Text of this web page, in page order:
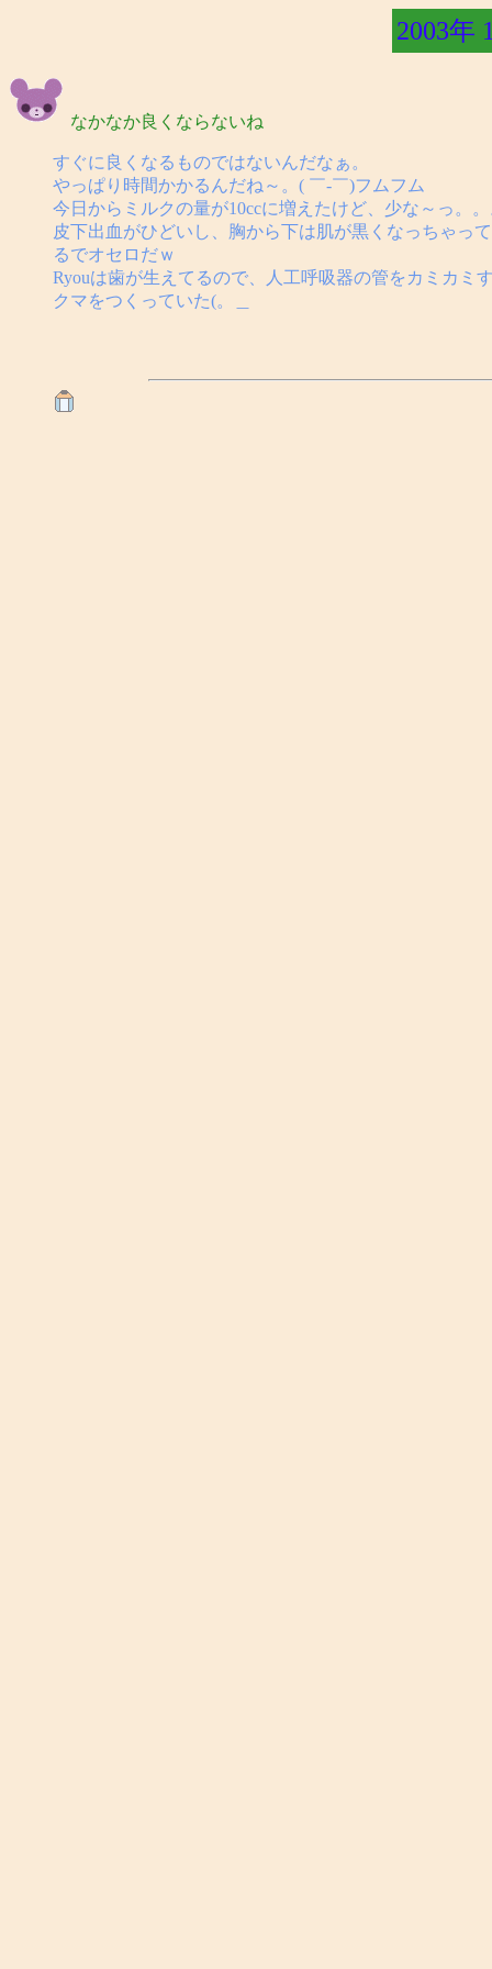
2003年
なかなか良くならないね
すぐに良くなるものではないんだなぁ。
やっぱり時間かかるんだね～。( ￣-￣)フムフム
今日からミルクの量が10ccに増えたけど、少な～っ。
皮下出血がひどいし、胸から下は肌が黒くなっちゃっ
るでオセロだｗ
Ryouは歯が生えてるので、人工呼吸器の管をカミカミ
クマをつくっていた(。＿